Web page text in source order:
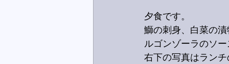
夕食です。
鰤の刺身、白菜の
ルゴンゾーラのソ
右下の写真はラン